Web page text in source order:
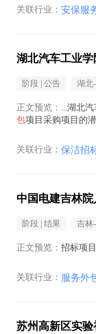
关联行业： 安保服
湖北汽车工业学
阶段 | 公告 湖北
正文预览： ...湖北
包项目采购项目的
关联行业： 保洁招
中国电建吉林
阶段 | 结果 吉林
正文预览： 招标项
关联行业： 服务外
苏州高新区实